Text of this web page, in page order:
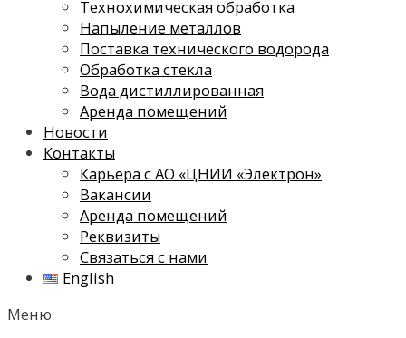
Технохимическая обработка
Напыление металлов
Поставка технического водорода
Обработка стекла
Вода дистиллированная
Аренда помещений
Новости
Контакты
Карьера с АО «ЦНИИ «Электрон»
Вакансии
Аренда помещений
Реквизиты
Связаться с нами
English
Меню